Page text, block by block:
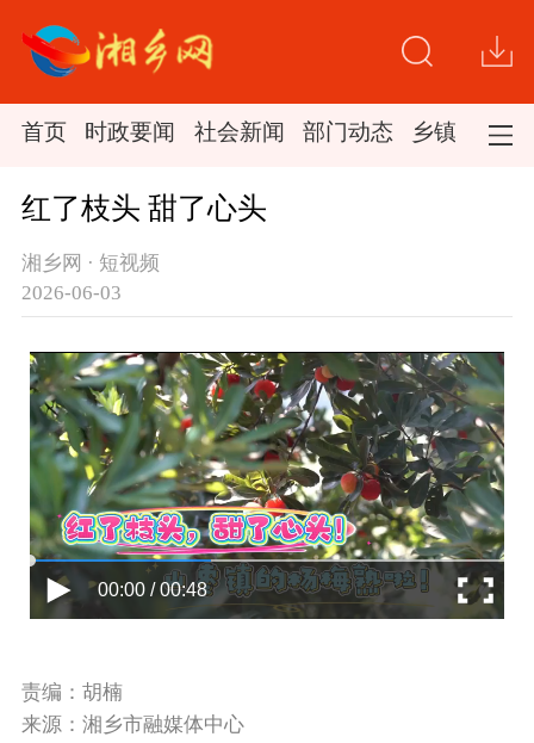
首页 时政要闻 社会新闻 部门动态 乡镇新闻
红了枝头 甜了心头
湘乡网 · 短视频
2026-06-03
00:00 / 00:48
责编：胡楠
来源：湘乡市融媒体中心